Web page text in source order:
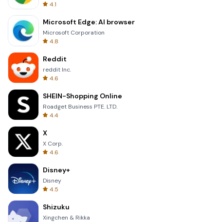
4.1
Microsoft Edge: AI browser
Microsoft Corporation
4.8
Reddit
reddit Inc.
4.6
SHEIN-Shopping Online
Roadget Business PTE. LTD.
4.4
X
X Corp.
4.6
Disney+
Disney
4.5
Shizuku
Xingchen & Rikka